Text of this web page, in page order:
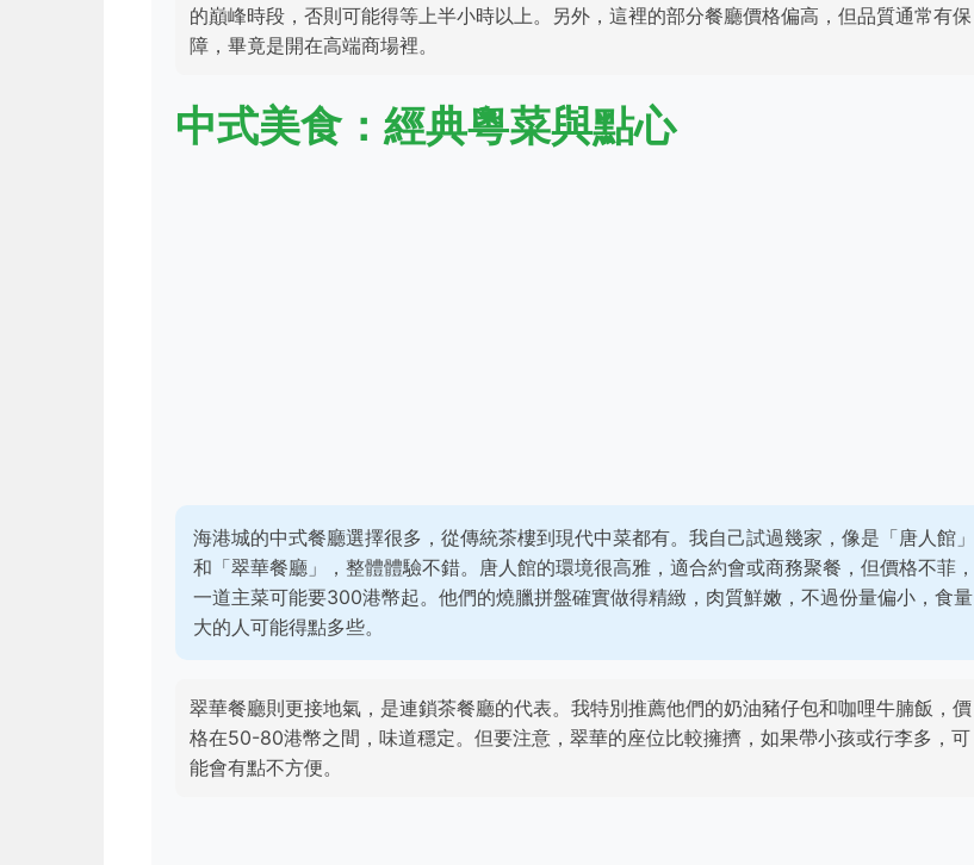
的巔峰時段，否則可能得等上半小時以上。另外，這裡的部分餐廳價格偏高，但品質通常有保
障，畢竟是開在高端商場裡。
中式美食：經典粵菜與點心
海港城的中式餐廳選擇很多，從傳統茶樓到現代中菜都有。我自己試過幾家，像是「唐人館」
和「翠華餐廳」，整體體驗不錯。唐人館的環境很高雅，適合約會或商務聚餐，但價格不菲，
一道主菜可能要300港幣起。他們的燒臘拼盤確實做得精緻，肉質鮮嫩，不過份量偏小，食量
大的人可能得點多些。
翠華餐廳則更接地氣，是連鎖茶餐廳的代表。我特別推薦他們的奶油豬仔包和咖哩牛腩飯，價
格在50-80港幣之間，味道穩定。但要注意，翠華的座位比較擁擠，如果帶小孩或行李多，可
能會有點不方便。